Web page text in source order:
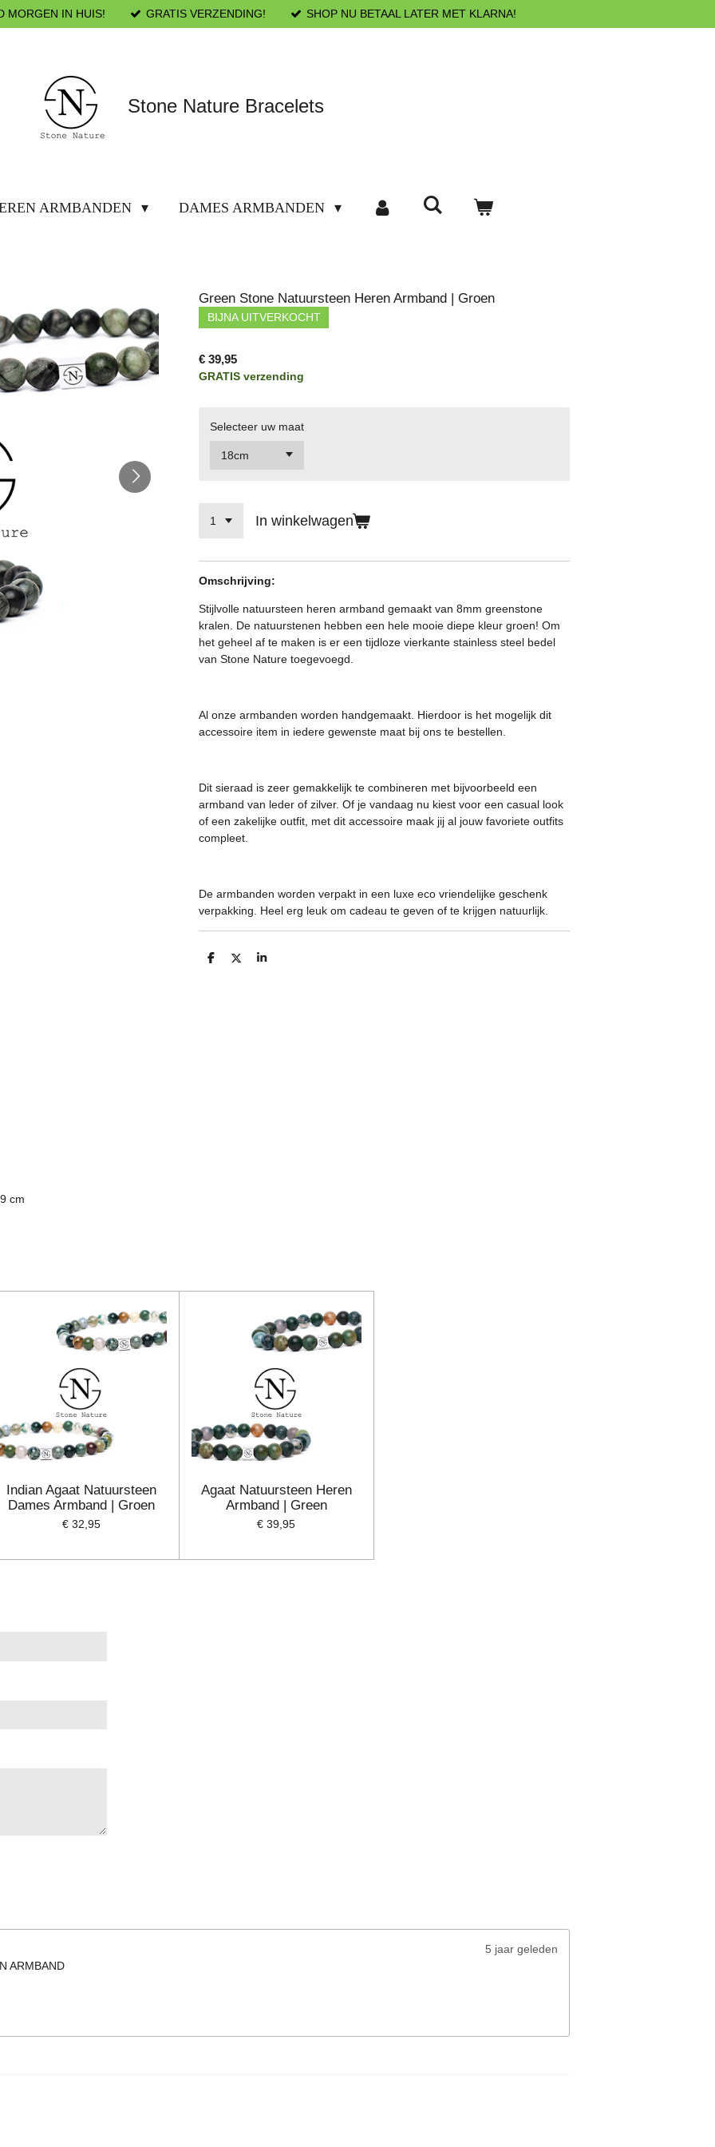
MORGEN IN HUIS! GRATIS VERZENDING! SHOP NU BETAAL LATER MET KLARNA!
Stone Nature Bracelets
ARMBANDEN DAMES ARMBANDEN
Green Stone Natuursteen Heren Armband | Groen
BIJNA UITVERKOCHT
€ 39,95
GRATIS verzending
Selecteer uw maat
In winkelwagen
Omschrijving:
Stijlvolle natuursteen heren armband gemaakt van 8mm greenstone
kralen. De natuurstenen hebben een hele mooie diepe kleur groen! Om
het geheel af te maken is er een tijdloze vierkante stainless steel bedel
van Stone Nature toegevoegd.
Al onze armbanden worden handgemaakt. Hierdoor is het mogelijk dit
accessoire item in iedere gewenste maat bij ons te bestellen.
Dit sieraad is zeer gemakkelijk te combineren met bijvoorbeeld een
armband van leder of zilver. Of je vandaag nu kiest voor een casual look
of een zakelijke outfit, met dit accessoire maak jij al jouw favoriete outfits
compleet.
De armbanden worden verpakt in een luxe eco vriendelijke geschenk
verpakking. Heel erg leuk om cadeau te geven of te krijgen natuurlijk.
D
D
S
cm
Indian Agaat Natuursteen
Dames Armband | Groen
€ 32,95
Agaat Natuursteen Heren
Armband | Green
€ 39,95
5 jaar geleden
ARMBAND